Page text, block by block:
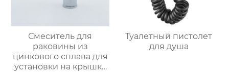
Смеситель для
раковины из
цинкового сплава для
установки на крышку
Туалетный пистолет
для душа